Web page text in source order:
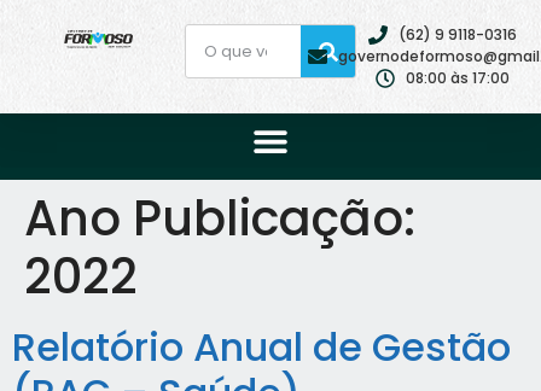
(62) 9 9118-0316
08:00 às 17:00
Ano Publicação:
2022
Relatório Anual de Gestão